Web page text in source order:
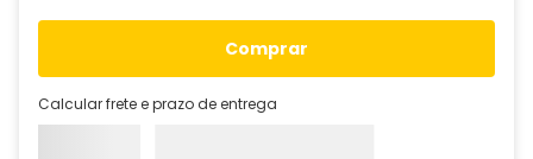
comprar
Calcular frete e prazo de entrega